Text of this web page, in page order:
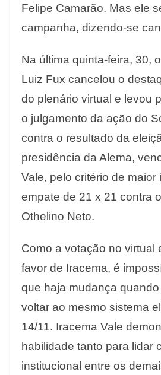
Felipe Camarão. Mas ele
campanha, dizendo-se
Na última quinta-feira, 30,
Luiz Fux cancelou o
do plenário virtual e levou
o julgamento da ação do
contra o resultado da
presidência da Alema,
Vale, pelo critério de maior
empate de 21 x 21 contra
Othelino Neto.
Como a votação no virtual
favor de Iracema, é
que haja mudança
voltar ao mesmo sistema
14/11. Iracema Vale
habilidade tanto para lidar
institucional entre os